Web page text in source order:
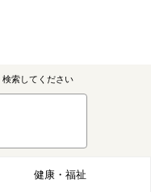
検索してください
健康・福祉